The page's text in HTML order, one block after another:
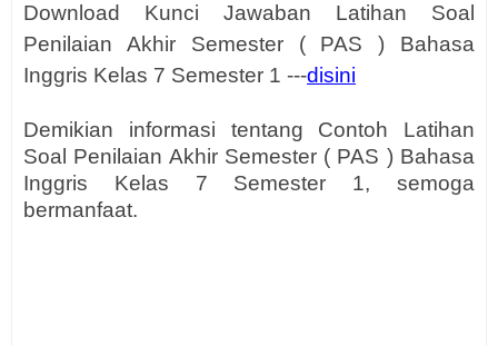
Download Kunci Jawaban Latihan Soal
Penilaian Akhir Semester ( PAS ) Bahasa
Inggris Kelas 7 Semester 1 ---disini
Demikian informasi tentang Contoh Latihan
Soal Penilaian Akhir Semester ( PAS ) Bahasa
Inggris Kelas 7 Semester 1, semoga
bermanfaat.